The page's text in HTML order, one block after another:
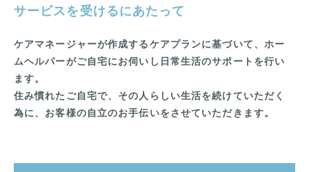
サービスを受けるにあたって
ケアマネージャーが作成するケアプランに基づいて、ホー
ムヘルパーがご自宅にお伺いし日常生活のサポートを行い
ます。
住み慣れたご自宅で、その人らしい生活を続けていただく
為に、お客様の自立のお手伝いをさせていただきます。